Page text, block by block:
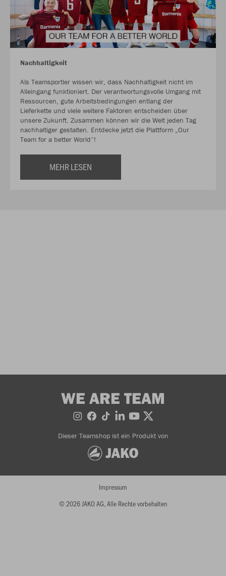
Nachhaltigkeit
Als Teamsportler wissen wir, dass Nachhaltigkeit nicht im
Alleingang funktioniert. Der verantwortungsvolle Umgang mit
Ressourcen, gute Arbeitsbedingungen entlang der
Lieferkette und viele weitere Faktoren entscheiden über
unsere Zukunft. Zusammen können wir die Welt jeden Tag
nachhaltiger gestalten. Entdecke jetzt die Plattform „Our
Team for a better World“!
MEHR LESEN
WE ARE TEAM
Dieser Teamshop ist ein Produkt von
© 2026 JAKO AG, Alle Rechte vorbehalten
Impressum